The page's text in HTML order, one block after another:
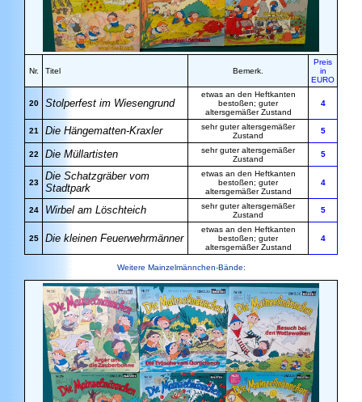
Nr. Titel Bemerk.
Preis
in
EURO
20 Stolperfest im Wiesengrund
etwas an den Heftkanten
bestoßen; guter
altersgemäßer Zustand
4
21 Die Hängematten-Kraxler
sehr guter altersgemäßer
Zustand
5
22 Die Müllartisten
sehr guter altersgemäßer
Zustand
5
23
Die Schatzgräber vom
Stadtpark
etwas an den Heftkanten
bestoßen; guter
altersgemäßer Zustand
4
24 Wirbel am Löschteich
sehr guter altersgemäßer
Zustand
5
25 Die kleinen Feuerwehrmänner
etwas an den Heftkanten
bestoßen; guter
altersgemäßer Zustand
4
Weitere Mainzelmännchen-Bände: